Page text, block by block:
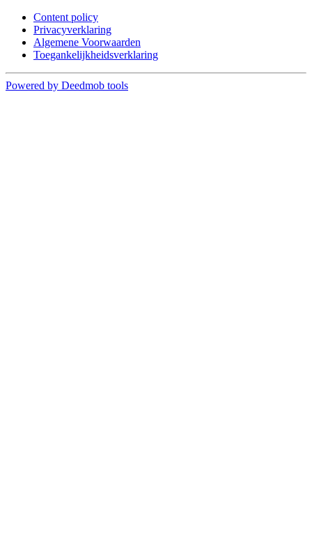
Content policy
Privacyverklaring
Algemene Voorwaarden
Toegankelijkheidsverklaring
Powered by Deedmob tools